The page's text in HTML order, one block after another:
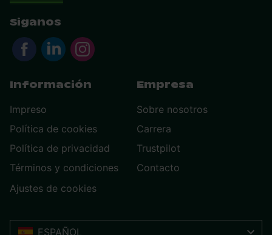
Siganos
Información
Impreso
Política de cookies
Política de privacidad
Términos y condiciones
Ajustes de cookies
Empresa
Sobre nosotros
Carrera
Trustpilot
Contacto
ESPAÑOL